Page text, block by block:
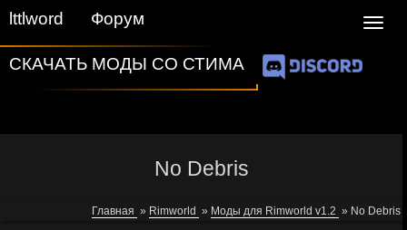
lttlword Форум
СКАЧАТЬ МОДЫ СО СТИМА
No Debris
Главная » Rimworld » Моды для Rimworld v1.2 » No Debris